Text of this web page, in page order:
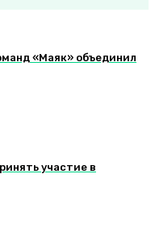
«Маяк» объединил
участие в